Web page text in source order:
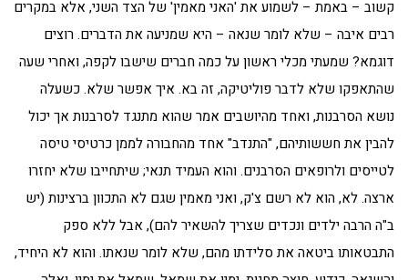
קשוב – באמת – לשמוע את 'האני מאמין' של הצד השני, אלא במקרים
רבים איבה – שלא לומר שנאה – היא שמניעה את הדברים. רוצים
דוגמא? שמעתי מכלי ראשון על כמה חברים שישבו לקפה, ואחרי שעה
שהתאפקו שלא לדבר פוליטיקה, זה בא. איך אפשר שלא. כשעלה
נושא הסרבנות, ואחד מהיושבים אמר שהוא מתנגד לסרבנות אך יכול
להבין את חששותיהם, "התנדב" אחד מהחבורה לממן כרטיסי טיסה
לטייסים ולרופאים הסרבנים. והוא העמיד תנאי; שיתחייבו שלא יחזרו
ארצה. לא, הוא לא רשם צ'ק, ואני מאמין שגם לא התכוון ברצינות (יש
ב"ה הרבה ילדים ונכדים שצריך להשאיר להם), אבל ללא ספק
התבטאותו ביטאה את סלידתו מהם, שלא לומר שנאתו. והוא לא היחיד,